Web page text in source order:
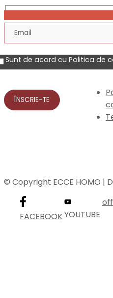
Sunt de acord cu Politica de
© Copyright ECCE HOMO |
FACEBOOKYOUTUBE